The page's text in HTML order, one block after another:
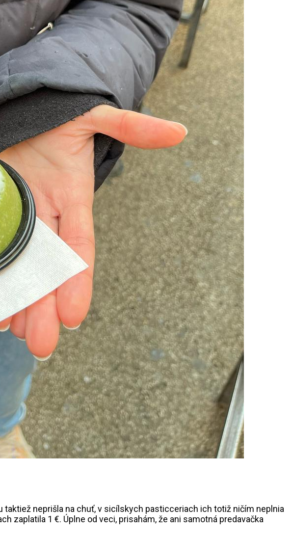
neprišla na chuť, v sicílskych pasticceriach ich totiž ničím neplnia
zaplatila 1 €. Úplne od veci, prisahám, že ani samotná predavačka